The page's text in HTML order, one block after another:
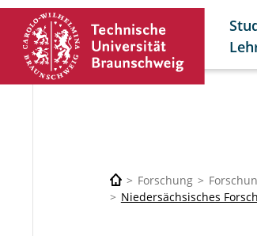
Forschung
Niedersächsisches